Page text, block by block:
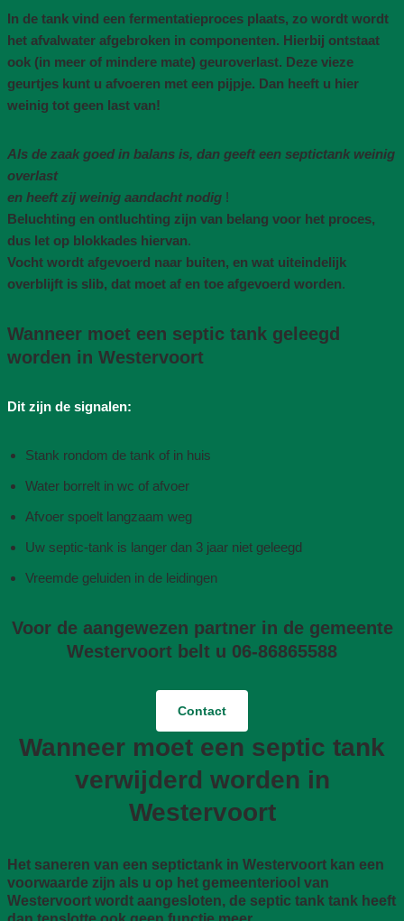
In de tank vind een fermentatieproces plaats, zo wordt wordt
het afvalwater afgebroken in componenten. Hierbij ontstaat
ook (in meer of mindere mate) geuroverlast. Deze vieze
geurtjes kunt u afvoeren met een pijpje. Dan heeft u hier
weinig tot geen last van!
Als de zaak goed in balans is, dan geeft een septictank weinig
overlast
en heeft zij weinig aandacht nodig !
Beluchting en ontluchting zijn van belang voor het proces,
dus let op blokkades hiervan.
Vocht wordt afgevoerd naar buiten, en wat uiteindelijk
overblijft is slib, dat moet af en toe afgevoerd worden.
Wanneer moet een septic tank geleegd
worden in Westervoort
Dit zijn de signalen:
Stank rondom de tank of in huis
Water borrelt in wc of afvoer
Afvoer spoelt langzaam weg
Uw septic-tank is langer dan 3 jaar niet geleegd
Vreemde geluiden in de leidingen
Voor de aangewezen partner in de gemeente
Westervoort belt u 06-86865588
Contact
Wanneer moet een septic tank
verwijderd worden in
Westervoort
Het saneren van een septictank in Westervoort kan een
voorwaarde zijn als u op het gemeenteriool van
Westervoort wordt aangesloten, de septic tank tank heeft